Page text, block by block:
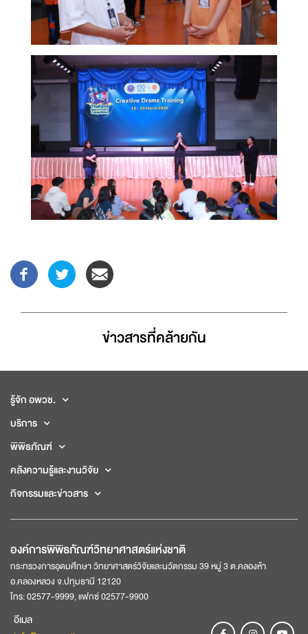
ข่าวสารที่่คล้ายกัน
รู้จัก อพวช.
บริการ
พิพิธภัณฑ์
คลังความรู้และงานวิจัย
กิจกรรมและข่าวสาร
องค์การพิพิธภัณฑ์วิทยาศาสตร์แห่งชาติ
กระทรวงการอุดมศึกษา วิทยาศาสตร์วิจัยและนวัตกรรม 39 หมู่ 3 ต.คลองห้า
อ.คลองหลวง จ.ปทุมธานี 12120
โทร: 02577-9999, แฟกซ์ 02577-9900
อีเมล